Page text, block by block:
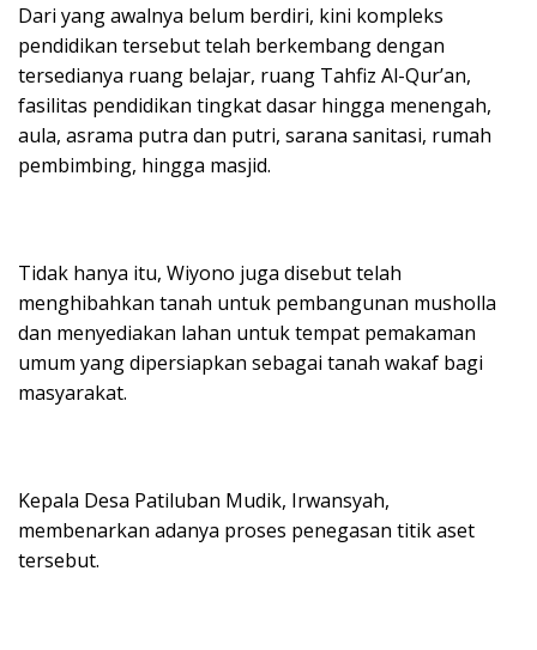
Dari yang awalnya belum berdiri, kini kompleks
pendidikan tersebut telah berkembang dengan
tersedianya ruang belajar, ruang Tahfiz Al-Qur’an,
fasilitas pendidikan tingkat dasar hingga menengah,
aula, asrama putra dan putri, sarana sanitasi, rumah
pembimbing, hingga masjid.
Tidak hanya itu, Wiyono juga disebut telah
menghibahkan tanah untuk pembangunan musholla
dan menyediakan lahan untuk tempat pemakaman
umum yang dipersiapkan sebagai tanah wakaf bagi
masyarakat.
Kepala Desa Patiluban Mudik, Irwansyah,
membenarkan adanya proses penegasan titik aset
tersebut.